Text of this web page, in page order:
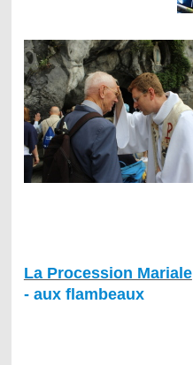
La Procession Mariale
- aux flambeaux